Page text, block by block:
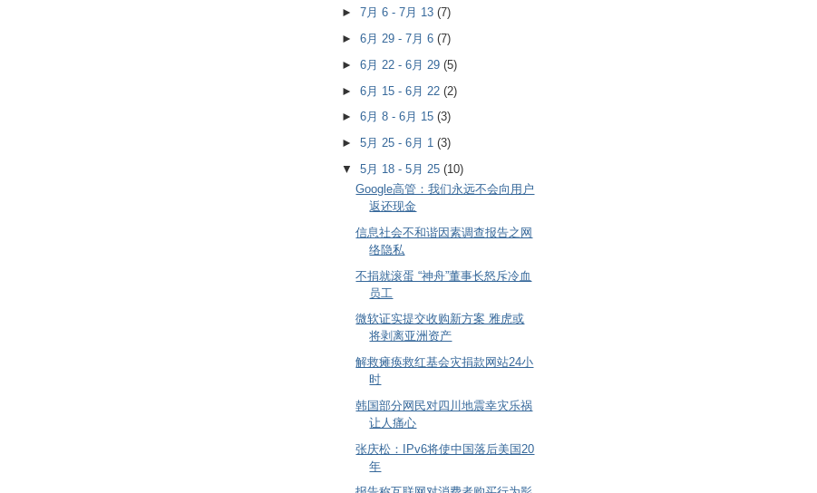
► 7月 6 - 7月 13 (7)
► 6月 29 - 7月 6 (7)
► 6月 22 - 6月 29 (5)
► 6月 15 - 6月 22 (2)
► 6月 8 - 6月 15 (3)
► 5月 25 - 6月 1 (3)
▼ 5月 18 - 5月 25 (10)
Google高管：我们永远不会向用户
返还现金
信息社会不和谐因素调查报告之网
络隐私
不捐就滚蛋 “神舟”董事长怒斥冷血
员工
微软证实提交收购新方案 雅虎或
将剥离亚洲资产
解救瘫痪救红基会灾捐款网站24小
时
韩国部分网民对四川地震幸灾乐祸
让人痛心
张庆松：IPv6将使中国落后美国20
年